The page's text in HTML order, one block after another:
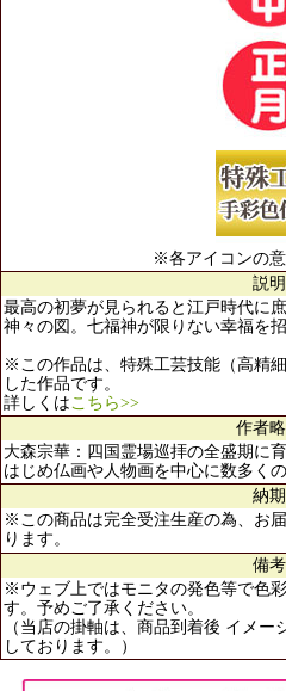
※各アイコンの意
説明
最高の初夢が見られると江戸時代に
神々の図。七福神が限りない幸福を
※この作品は、特殊工芸技能（高精
した作品です。
詳しくはこちら>>
作者
大森宗華：四国霊場巡拝の全盛期に
はじめ仏画や人物画を中心に数多く
納期
※この商品は完全受注生産の為、お
ります。
備考
※ウェブ上ではモニタの発色等で色
す。予めご了承ください。
（当店の掛軸は、商品到着後 イメ
しております。）